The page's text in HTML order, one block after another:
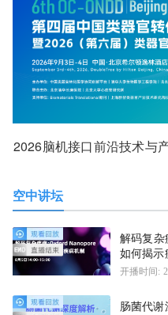
2026脑机接口前沿技术与
空中讲坛
解码复
如何揭示
开播时间:
肠菌代